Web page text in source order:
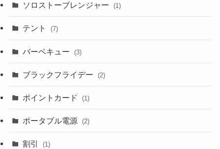
ソロストーブレンジャー (1)
テント (7)
バーベキュー (3)
ブラックフライデー (2)
ポイントカード (1)
ポータブル電源 (2)
割引 (1)